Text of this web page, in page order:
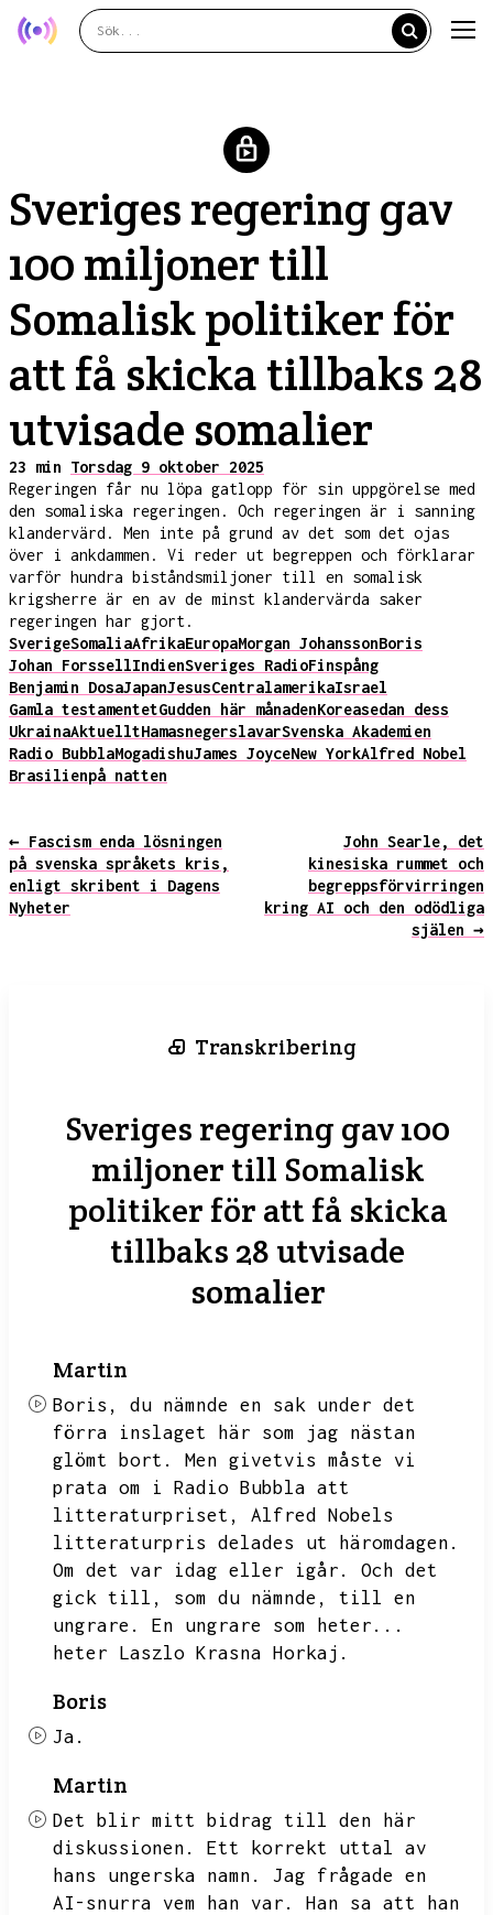
Sveriges regering gav
100 miljoner till
Somalisk politiker för
att få skicka tillbaks 28
utvisade somalier
23 min Torsdag 9 oktober 2025
Regeringen får nu löpa gatlopp för sin uppgörelse med
den somaliska regeringen. Och regeringen är i sanning
klandervärd. Men inte på grund av det som det ojas
över i ankdammen. Vi reder ut begreppen och förklarar
varför hundra biståndsmiljoner till en somalisk
krigsherre är en av de minst klandervärda saker
regeringen har gjort.
SverigeSomaliaAfrikaEuropaMorgan JohanssonBoris
Johan ForssellIndienSveriges RadioFinspång
Benjamin DosaJapanJesusCentralamerikaIsrael
Gamla testamentetGudden här månadenKoreasedan dess
UkrainaAktuelltHamasnegerslavarSvenska Akademien
Radio BubblaMogadishuJames JoyceNew YorkAlfred Nobel
Brasilienpå natten
← Fascism enda lösningen
på svenska språkets kris,
enligt skribent i Dagens
Nyheter
John Searle, det
kinesiska rummet och
begreppsförvirringen
kring AI och den odödliga
själen →
Transkribering
Sveriges regering gav 100
miljoner till Somalisk
politiker för att få skicka
tillbaks 28 utvisade
somalier
Martin
Boris,
du nämnde en sak under det
förra inslaget här som jag nästan
glömt bort.
Men givetvis måste vi
prata om i Radio Bubbla att
litteraturpriset,
Alfred Nobels
litteraturpris delades ut häromdagen.
Om det var idag eller igår.
Och det
gick till,
som du nämnde,
till en
ungrare.
En ungrare som heter...
heter Laszlo Krasna Horkaj.
Boris
Ja.
Martin
Det blir mitt bidrag till den här
diskussionen.
Ett korrekt uttal av
hans ungerska namn.
Jag frågade en
AI-snurra vem han var.
Han sa att han